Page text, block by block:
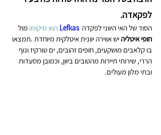
לפקאדה.
הסוד של האי היווני לפקדה Lefkas הוא מיקומו מול
חופי איטליה יש אווירה יוונית איטלקית מיוחדת .תמצאו
בו קלאבים מושקעים, חופים זהובים, ים טורקיז ונוף
הררי, שירותי תיירות מהטובים ביוון, וכמובן מסעדות
ובתי מלון מעולים.